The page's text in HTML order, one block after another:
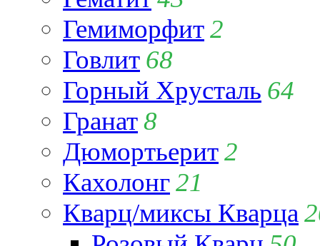
Гемиморфит2
Говлит 68
Горный Хрусталь 64
Гранат8
Дюмортьерит2
Кахолонг21
Кварц/миксы Кварца